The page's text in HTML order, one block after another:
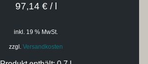
97,14 €/ l
inkl. 19 % MwSt.
zzgl.Versandkosten